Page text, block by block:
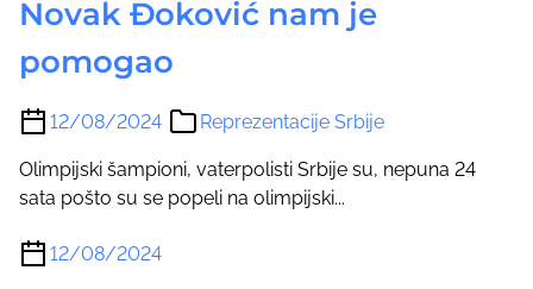
Novak Đoković nam je
pomogao
12/08/2024 Reprezentacije Srbije
Olimpijski šampioni, vaterpolisti Srbije su, nepuna 24
sata pošto su se popeli na olimpijski...
12/08/2024